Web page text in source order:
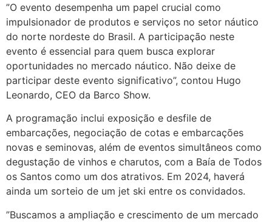
”O evento desempenha um papel crucial como
impulsionador de produtos e serviços no setor náutico
do norte nordeste do Brasil. A participação neste
evento é essencial para quem busca explorar
oportunidades no mercado náutico. Não deixe de
participar deste evento significativo”, contou Hugo
Leonardo, CEO da Barco Show.
A programação inclui exposição e desfile de
embarcações, negociação de cotas e embarcações
novas e seminovas, além de eventos simultâneos como
degustação de vinhos e charutos, com a Baía de Todos
os Santos como um dos atrativos. Em 2024, haverá
ainda um sorteio de um jet ski entre os convidados.
”Buscamos a ampliação e crescimento de um mercado